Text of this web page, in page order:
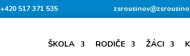
+420 517 371 535
ŠKOLA RODIČE ŽÁCI